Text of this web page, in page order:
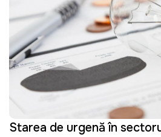
Starea de urgență în